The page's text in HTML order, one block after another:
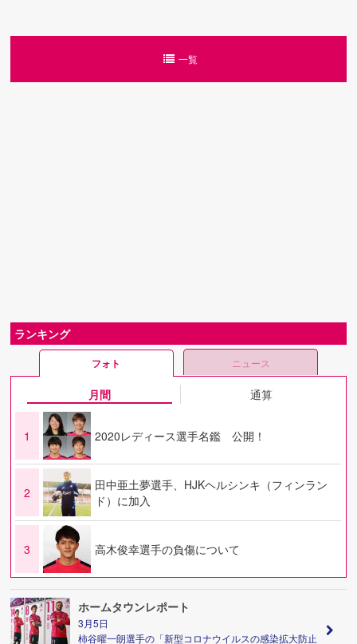
一覧
ランキング
フォト ニュース
月間 通算
1 2020レディース選手名鑑 公開！
2
田中亜土夢選手、HJKヘルシンキ（フィンラン
ド）に加入
3 高木俊幸選手の負傷について
ホームタウンレポート
3月5日
柿谷曜一朗選手の「新型コロナウイルスの感染拡大防止